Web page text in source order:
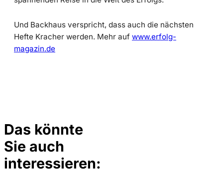
Und Backhaus verspricht, dass auch die nächsten
Hefte Kracher werden. Mehr auf www.erfolg-
magazin.de
Das könnte
Sie auch
interessieren: